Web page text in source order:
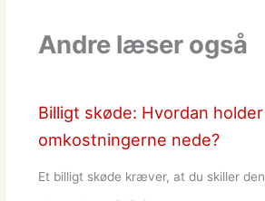
Andre læser også
Billigt skøde: Hvordan
omkostningerne nede?
Et billigt skøde kræver, at du skiller